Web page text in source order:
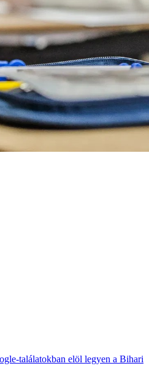
találatokban elöl legyen a Bihari